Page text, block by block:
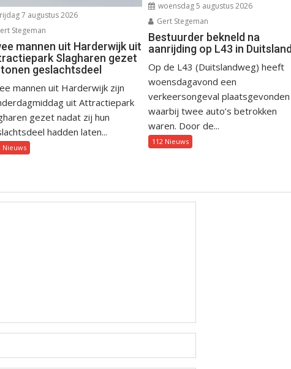
7 augustus 2026
Stegeman
mannen uit Harderwijk uit
Slagharen gezet
geslachtsdeel
mannen uit Harderwijk zijn
uit Attractiepark
gezet nadat zij hun
hadden laten...
Nieuws
woensdag 5 augustus 2026
Gert Stegeman
Bestuurder bekneld na
aanrijding op L43 in Duitsland
Op de L43 (Duitslandweg) heeft
woensdagavond een
verkeersongeval plaatsgevonden
waarbij twee auto’s betrokken
waren. Door de...
112 Nieuws